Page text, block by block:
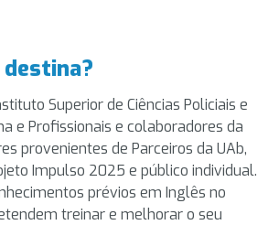
Superior de Ciências Policiais e
e Profissionais e colaboradores da
provenientes de Parceiros da UAb,
Impulso 2025 e público individual.
prévios em Inglês no
treinar e melhorar o seu